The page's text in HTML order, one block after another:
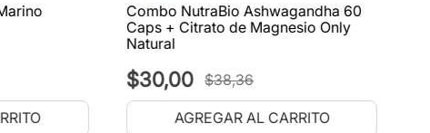
Combo NutraBio Ashwagandha 60
Caps + Citrato de Magnesio Only
Natural
$30,00 $38,36
AGREGAR AL CARRITO